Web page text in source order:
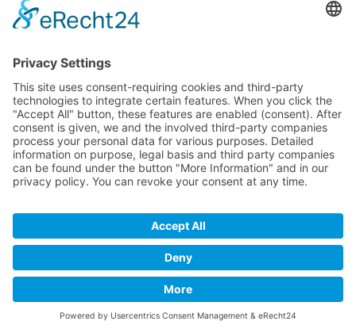
> Mitglieder
Aufgaben
Organisation
Team
© 2026 Copyright Landschaftserhaltungsverband Ortenaukreis
e.V. Alle Rechte vorhanden.